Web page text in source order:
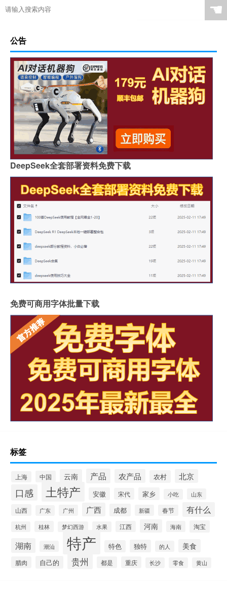
☚
公告
DeepSeek全套部署资料免费下载
免费可商用字体批量下载
标签
上海 中国 云南 产品 农产品 农村 北京
口感 土特产 安徽 宋代 家乡 小吃 山东
山西 广东 广州 广西 成都 新疆 春节 有什么
杭州 桂林 梦幻西游 水果 江西 河南 海南 淘宝
湖南 潮汕 特产 特色 独特 的人 美食
腊肉 自己的 贵州 都是 重庆 长沙 零食 黄山